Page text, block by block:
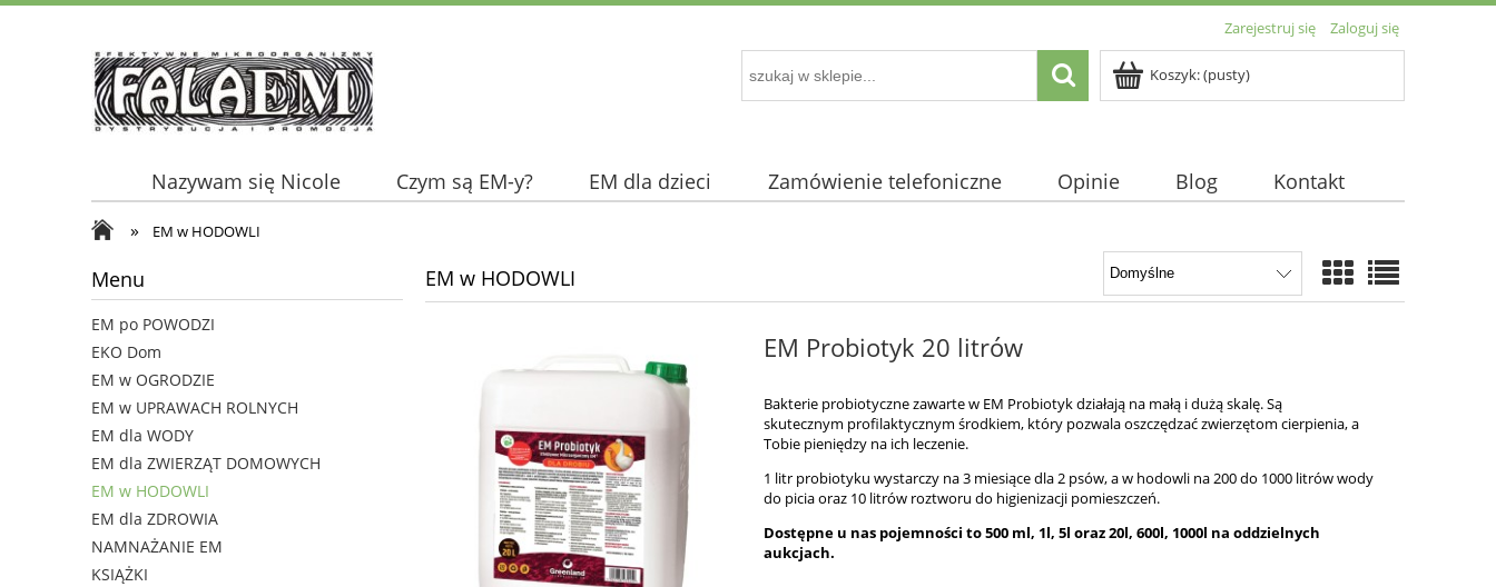
Zarejestruj się Zaloguj się
Koszyk:(pusty)
Nazywam się Nicole Czym są EM-y? EM dla dzieci Zamówienie telefoniczne Opinie Blog Kontakt
» EM w HODOWLI
Menu
EM po POWODZI
EKO Dom
EM w OGRODZIE
EM w UPRAWACH ROLNYCH
EM dla WODY
EM dla ZWIERZĄT DOMOWYCH
EM w HODOWLI
EM dla ZDROWIA
NAMNAŻANIE EM
KSIĄŻKI
EM w HODOWLI
EM Probiotyk 20 litrów
Bakterie probiotyczne zawarte w EM Probiotyk działają na małą i dużą skalę. Są
skutecznym profilaktycznym środkiem, który pozwala oszczędzać zwierzętom cierpienia, a
Tobie pieniędzy na ich leczenie.
1 litr probiotyku wystarczy na 3 miesiące dla 2 psów, a w hodowli na 200 do 1000 litrów wody
do picia oraz 10 litrów roztworu do higienizacji pomieszczeń.
Dostępne u nas pojemności to 500 ml, 1l, 5l oraz 20l, 600l, 1000l na oddzielnych
aukcjach.